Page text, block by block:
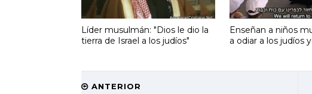
Líder musulmán: "Dios le dio la
tierra de Israel a los judíos"
Enseñan a niños
a odiar a los judíos
ANTERIOR